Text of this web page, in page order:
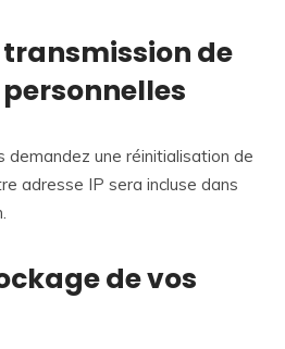
de
demandez une réinitialisation de
adresse IP sera incluse dans
de vos